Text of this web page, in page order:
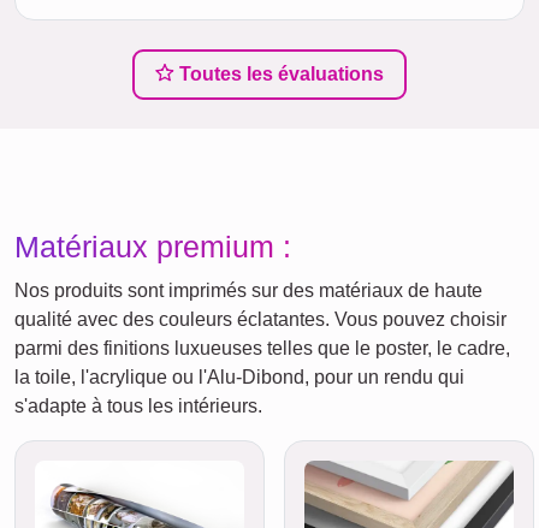
Toutes les évaluations
Matériaux premium :
Nos produits sont imprimés sur des matériaux de haute
qualité avec des couleurs éclatantes. Vous pouvez choisir
parmi des finitions luxueuses telles que le poster, le cadre,
la toile, l'acrylique ou l'Alu-Dibond, pour un rendu qui
s'adapte à tous les intérieurs.